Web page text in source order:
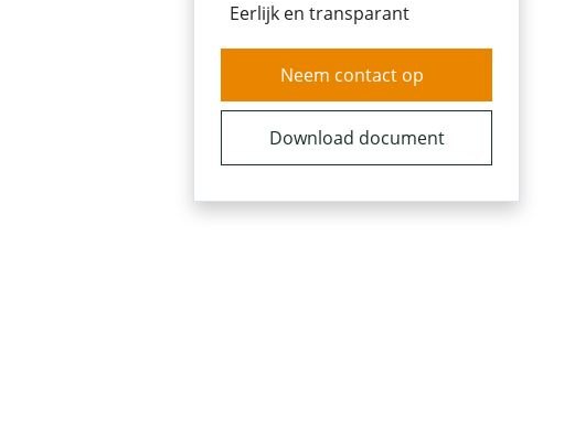
Eerlijk en transparant
Neem contact op
Download document